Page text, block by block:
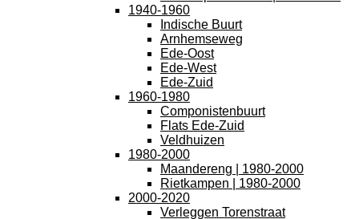
1940-1960
Indische Buurt
Arnhemseweg
Ede-Oost
Ede-West
Ede-Zuid
1960-1980
Componistenbuurt
Flats Ede-Zuid
Veldhuizen
1980-2000
Maandereng | 1980-2000
Rietkampen | 1980-2000
2000-2020
Verleggen Torenstraat